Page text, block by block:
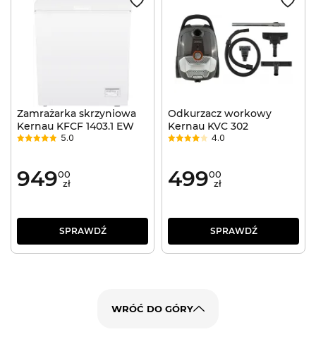
Zamrażarka skrzyniowa
Kernau KFCF 1403.1 EW
5.0
94900
zł
SPRAWDŹ
Odkurzacz workowy
Kernau KVC 302
4.0
49900
zł
SPRAWDŹ
WRÓĆ DO GÓRY